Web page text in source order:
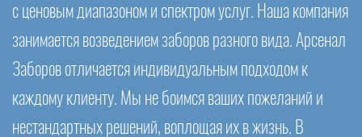
с ценовым диапазоном и спектром услуг. Наша компания
занимается возведением заборов разного вида. Арсенал
Заборов отличается индивидуальным подходом к
каждому клиенту. Мы не боимся ваших пожеланий и
нестандартных решений, воплощая их в жизнь. В